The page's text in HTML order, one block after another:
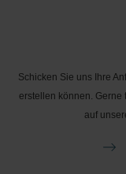
Schicken Sie uns Ihre
erstellen können. Gerne
auf